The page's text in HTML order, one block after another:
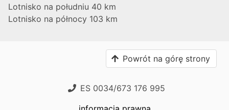
Lotnisko na południu 40 km
Lotnisko na północy 103 km
Powrót na górę strony
ES 0034/673 176 995